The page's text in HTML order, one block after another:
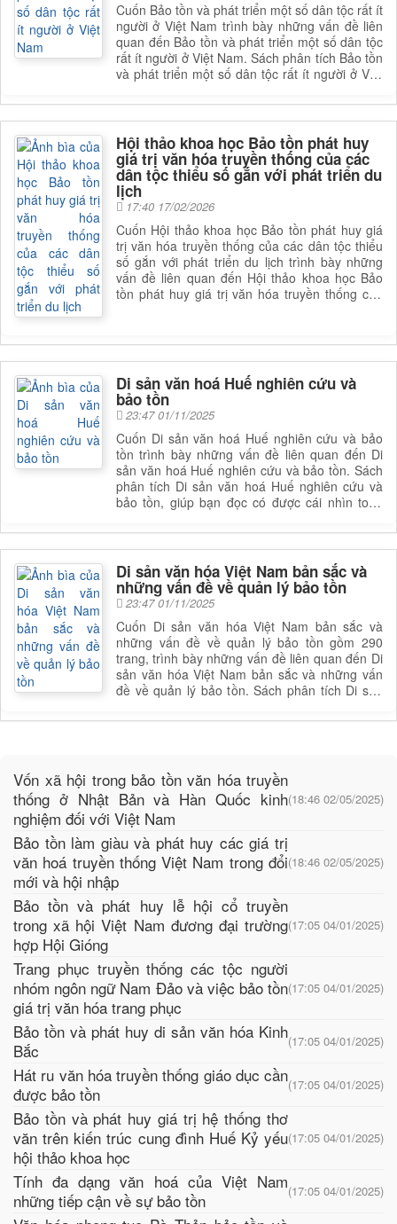
Cuốn Bảo tồn và phát triển một số dân tộc rất ít
người ở Việt Nam trình bày những vấn đề liên
quan đến Bảo tồn và phát triển một số dân tộc
rất ít người ở Việt Nam. Sách phân tích Bảo tồn
và phát triển một số dân tộc rất ít người ở Việt
và sâu sắc hơn về lĩnh vực này. Để nắm rõ nội
dung cụ thể, bạn đọc có thể tham khảo phần
mục lục trong mục chi tiết bên dưới.
Hội thảo khoa học Bảo tồn phát huy
giá trị văn hóa truyền thống của các
dân tộc thiểu số gắn với phát triển du
lịch
17:40 17/02/2026
Cuốn Hội thảo khoa học Bảo tồn phát huy giá
trị văn hóa truyền thống của các dân tộc thiểu
số gắn với phát triển du lịch trình bày những
vấn đề liên quan đến Hội thảo khoa học Bảo
tồn phát huy giá trị văn hóa truyền thống của
huy giá trị văn hóa truyền thống của các dân
tộc thiểu số gắn với phát triển du lịch, giúp bạn
đọc có được cái nhìn toàn diện và sâu sắc hơn
về lĩnh vực này. Để nắm rõ nội dung cụ thể,
bạn đọc có thể tham khảo phần mục lục trong
mục chi tiết bên dưới.
Di sản văn hoá Huế nghiên cứu và
bảo tồn
23:47 01/11/2025
Cuốn Di sản văn hoá Huế nghiên cứu và bảo
tồn trình bày những vấn đề liên quan đến Di
sản văn hoá Huế nghiên cứu và bảo tồn. Sách
phân tích Di sản văn hoá Huế nghiên cứu và
bảo tồn, giúp bạn đọc có được cái nhìn toàn
nội dung cụ thể, bạn đọc có thể tham khảo
phần mục lục trong mục chi tiết bên dưới.
Di sản văn hóa Việt Nam bản sắc và
những vấn đề về quản lý bảo tồn
23:47 01/11/2025
Cuốn Di sản văn hóa Việt Nam bản sắc và
những vấn đề về quản lý bảo tồn gồm 290
trang, trình bày những vấn đề liên quan đến Di
sản văn hóa Việt Nam bản sắc và những vấn
đề về quản lý bảo tồn. Sách phân tích Di sản
quản lý bảo tồn, giúp bạn đọc có được cái nhìn
khảo phần mục lục trong mục chi tiết bên dưới.
Vốn xã hội trong bảo tồn văn hóa truyền
thống ở Nhật Bản và Hàn Quốc kinh
nghiệm đối với Việt Nam
(18:46 02/05/2025)
Bảo tồn làm giàu và phát huy các giá trị
văn hoá truyền thống Việt Nam trong đổi
mới và hội nhập
(18:46 02/05/2025)
Bảo tồn và phát huy lễ hội cổ truyền
trong xã hội Việt Nam đương đại trường
hợp Hội Gióng
(17:05 04/01/2025)
Trang phục truyền thống các tộc người
nhóm ngôn ngữ Nam Đảo và việc bảo tồn
giá trị văn hóa trang phục
(17:05 04/01/2025)
Bảo tồn và phát huy di sản văn hóa Kinh
Bắc
(17:05 04/01/2025)
Hát ru văn hóa truyền thống giáo dục cần
được bảo tồn
(17:05 04/01/2025)
Bảo tồn và phát huy giá trị hệ thống thơ
văn trên kiến trúc cung đình Huế Kỷ yếu
hội thảo khoa học
(17:05 04/01/2025)
Tính đa dạng văn hoá của Việt Nam
những tiếp cận về sự bảo tồn
(17:05 04/01/2025)